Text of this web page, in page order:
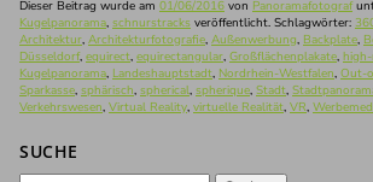
Dieser Beitrag wurde am 01/06/2016 von Panoramafotograf
Kugelpanorama, schnurstracks veröffentlicht. Schlagwörter:
Architektur, Architekturfotografie, Außenwerbung, Backplate,
Düsseldorf, equirect, equirectangular, Großflächenplakate,
Kugelpanorama, Landeshauptstadt, Nordrhein-Westfalen, Out-
Sparkasse, sphärisch, spherical, spherique, Stadt,
Verkehrswesen, Virtual Reality, virtuelle Realität, VR,
SUCHE